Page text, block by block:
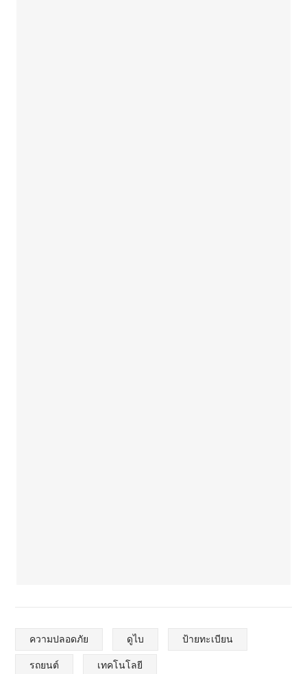
ความปลอดภัย ดูไบ ป้ายทะเบียน
รถยนต์ เทคโนโลยี